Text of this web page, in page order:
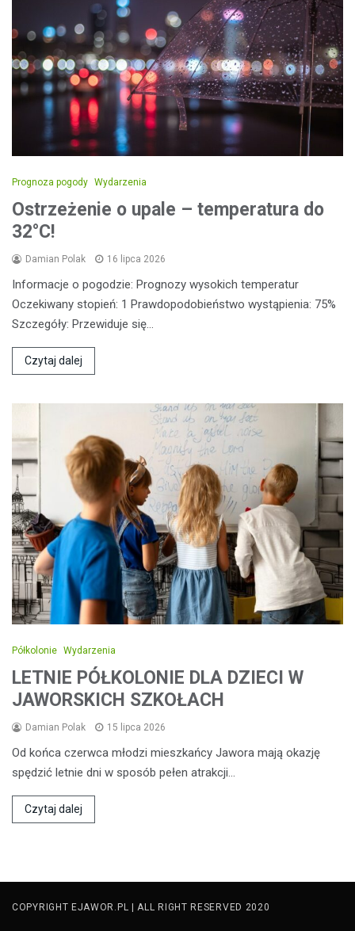
Prognoza pogody Wydarzenia
Ostrzeżenie o upale – temperatura do
32°C!
Damian Polak 16 lipca 2026
Informacje o pogodzie: Prognozy wysokich temperatur
Oczekiwany stopień: 1 Prawdopodobieństwo wystąpienia: 75%
Szczegóły: Przewiduje się…
Czytaj dalej
Półkolonie Wydarzenia
LETNIE PÓŁKOLONIE DLA DZIECI W
JAWORSKICH SZKOŁACH
Damian Polak 15 lipca 2026
Od końca czerwca młodzi mieszkańcy Jawora mają okazję
spędzić letnie dni w sposób pełen atrakcji…
Czytaj dalej
COPYRIGHT EJAWOR.PL | ALL RIGHT RESERVED 2020